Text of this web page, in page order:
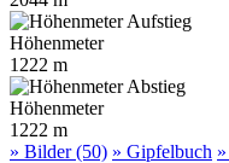
Höhenmeter
1222 m
Höhenmeter
1222 m
» Bilder (50) » Gipfelbuch